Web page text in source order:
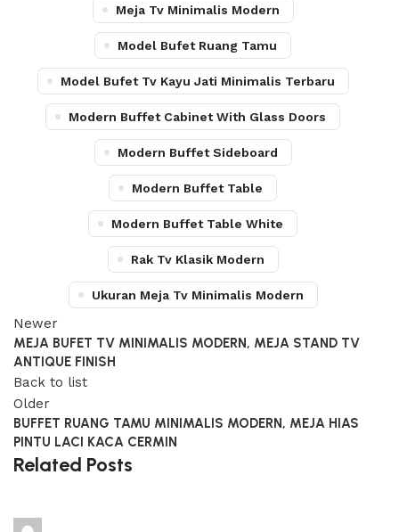
Meja Tv Minimalis Modern
Model Bufet Ruang Tamu
Model Bufet Tv Kayu Jati Minimalis Terbaru
Modern Buffet Cabinet With Glass Doors
Modern Buffet Sideboard
Modern Buffet Table
Modern Buffet Table White
Rak Tv Klasik Modern
Ukuran Meja Tv Minimalis Modern
Newer
MEJA BUFET TV MINIMALIS MODERN, MEJA STAND TV
ANTIQUE FINISH
Back to list
Older
BUFFET RUANG TAMU MINIMALIS MODERN, MEJA HIAS
PINTU LACI KACA CERMIN
Related Posts